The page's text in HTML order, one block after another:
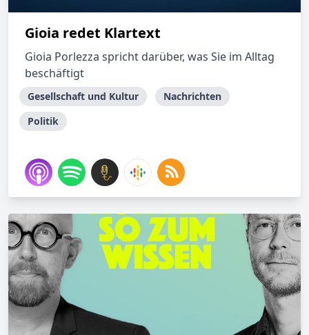
Gioia redet Klartext
Gioia Porlezza spricht darüber, was Sie im Alltag
beschäftigt
Gesellschaft und Kultur
Nachrichten
Politik